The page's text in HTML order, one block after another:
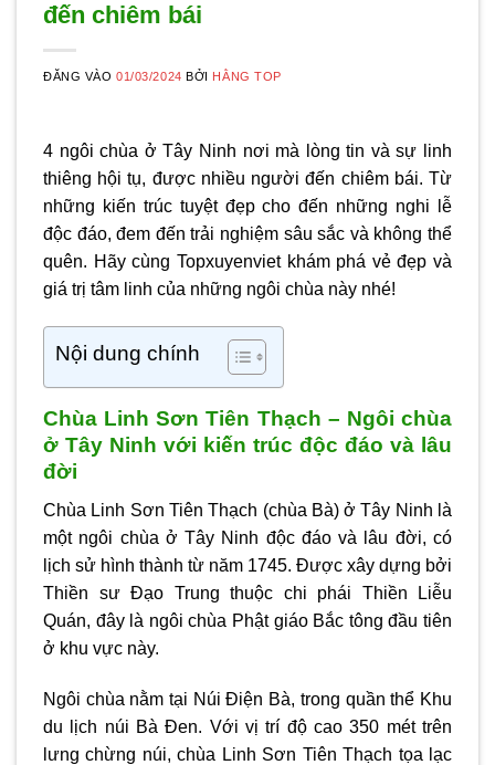
đến chiêm bái
ĐĂNG VÀO01/03/2024 BỞI HẰNG TOP
4 ngôichùa ở Tây Ninh nơi mà lòng tin và sự linh
thiêng hội tụ, được nhiều người đến chiêm bái. Từ
những kiến trúc tuyệt đẹp cho đến những nghi lễ
độc đáo, đem đến trải nghiệm sâu sắc và không thể
quên. Hãy cùng Topxuyenviet khám phá vẻ đẹp và
giá trị tâm linh của những ngôi chùa này nhé!
Nội dung chính
Chùa Linh Sơn Tiên Thạch – Ngôi chùa
ở Tây Ninh với kiến trúc độc đáo và lâu
đời
Chùa Linh Sơn Tiên Thạch (chùa Bà) ở Tây Ninh là
một ngôi chùa ở Tây Ninh độc đáo và lâu đời, có
lịch sử hình thành từ năm 1745. Được xây dựng bởi
Thiền sư Đạo Trung thuộc chi phái Thiền Liễu
Quán, đây là ngôi chùa Phật giáo Bắc tông đầu tiên
ở khu vực này.
Ngôi chùa nằm tại Núi Điện Bà, trong quần thể Khu
du lịch núi Bà Đen. Với vị trí độ cao 350 mét trên
lưng chừng núi, chùa Linh Sơn Tiên Thạch tọa lạc